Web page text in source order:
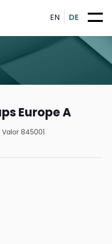
EN DE
Europe A
Valor 845001